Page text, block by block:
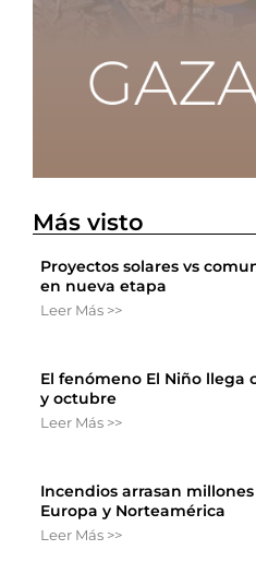
Más visto
Proyectos solares vs
en nueva etapa
Leer Más >>
El fenómeno El Niño llega
y octubre
Leer Más >>
Incendios arrasan
Europa y Norteamérica
Leer Más >>